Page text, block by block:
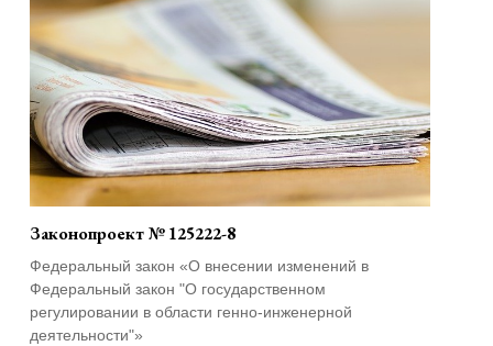
Законопроект № 125222-8
Федеральный закон «О внесении изменений в
Федеральный закон "О государственном
регулировании в области генно-инженерной
деятельности"»